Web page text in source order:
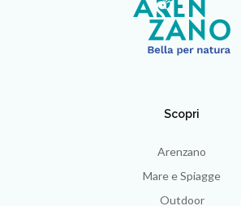
Scopri
Arenzano
Mare e Spiagge
Outdoor